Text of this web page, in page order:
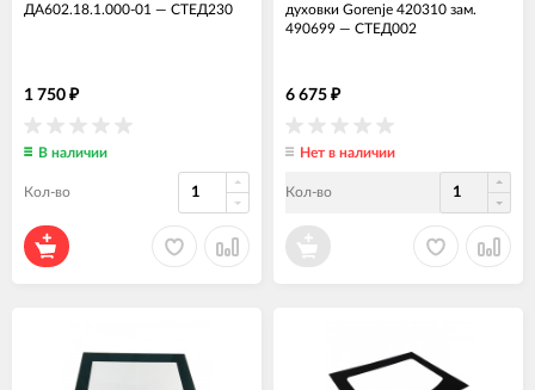
ДА602.18.1.000-01 — СТЕД230
1 750 ₽
В наличии
Кол-во
духовки Gorenje 420310 зам.
490699 — СТЕД002
6 675 ₽
Нет в наличии
Кол-во